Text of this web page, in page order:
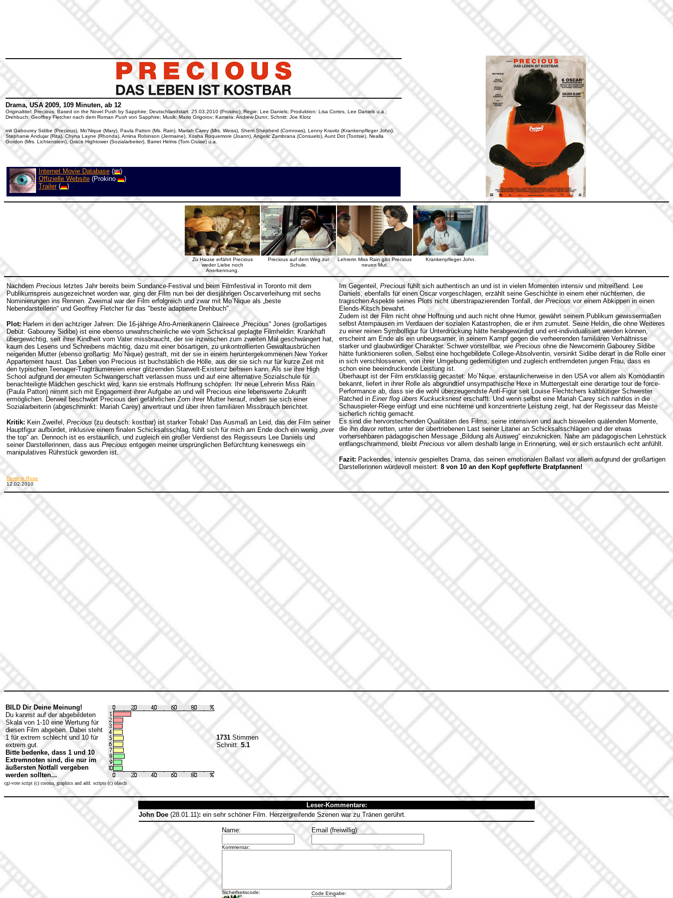
Drama, USA 2009, 109 Minuten, ab 12
Originaltitel: Precious: Based on the Novel Push by Sapphire; Deutschlandstart: 25.03.2010 (Prokino); Regie: Lee Daniels; Produktion: Lisa Cortes, Lee Daniels u.a.;
Drehbuch: Geoffrey Fletcher nach dem Roman Push von Sapphire; Musik: Mario Grigorov; Kamera: Andrew Dunn; Schnitt: Joe Klotz
mit Gabourey Sidibe (Precious), Mo'Nique (Mary), Paula Patton (Ms. Rain), Mariah Carey (Mrs. Weiss), Sherri Shepherd (Cornrows), Lenny Kravitz (Krankenpfleger John),
Stephanie Andujar (Rita), Chyna Layne (Rhonda), Amina Robinson (Jermaine), Xosha Roquemore (Joann), Angelic Zambrana (Consuelo), Aunt Dot (Tootsie), Nealla
Gordon (Mrs. Lichtenstein), Grace Hightower (Sozialarbeiter), Barret Helms (Tom Cruise) u.a.
Internet Movie Database (
)
Offizielle Website (Prokino
)
Trailer( )
Zu Hause erfährt Precious
weder Liebe noch
Anerkennung.
Precious auf dem Weg zur
Schule.
Lehrerin Miss Rain gibt Precious
neuen Mut.
Krankenpfleger John.
Nachdem Precious letztes Jahr bereits beim Sundance-Festival und beim Filmfestival in Toronto mit dem
Publikumspreis ausgezeichnet worden war, ging der Film nun bei der diesjährigen Oscarverleihung mit sechs
Nominierungen ins Rennen. Zweimal war der Film erfolgreich und zwar mit Mo`Nique als „beste
Nebendarstellerin“ und Geoffrey Fletcher für das "beste adaptierte Drehbuch".
Plot: Harlem in den achtziger Jahren: Die 16-jährige Afro-Amerikanerin Claireece „Precious“ Jones (großartiges
Debüt: Gabourey Sidibe) ist eine ebenso unwahrscheinliche wie vom Schicksal geplagte Filmheldin: Krankhaft
übergewichtig, seit ihrer Kindheit vom Vater missbraucht, der sie inzwischen zum zweiten Mal geschwängert hat,
kaum des Lesens und Schreibens mächtig, dazu mit einer bösartigen, zu unkontrollierten Gewaltausbrüchen
neigenden Mutter (ebenso großartig: Mo´Nique) gestraft, mit der sie in einem heruntergekommenen New Yorker
Appartement haust. Das Leben von Precious ist buchstäblich die Hölle, aus der sie sich nur für kurze Zeit mit
den typischen Teenager-Tragträumereien einer glitzernden Starwelt-Existenz befreien kann. Als sie ihre High
School aufgrund der erneuten Schwangerschaft verlassen muss und auf eine alternative Sozialschule für
benachteiligte Mädchen geschickt wird, kann sie erstmals Hoffnung schöpfen: Ihr neue Lehrerin Miss Rain
(Paula Patton) nimmt sich mit Engagement ihrer Aufgabe an und will Precious eine lebenswerte Zukunft
ermöglichen. Derweil beschwört Precious den gefährlichen Zorn ihrer Mutter herauf, indem sie sich einer
Sozialarbeiterin (abgeschminkt: Mariah Carey) anvertraut und über ihren familiären Missbrauch berichtet.
Kritik: Kein Zweifel, Precious (zu deutsch: kostbar) ist starker Tobak! Das Ausmaß an Leid, das der Film seiner
Hauptfigur aufbürdet, inklusive einem finalen Schicksalsschlag, fühlt sich für mich am Ende doch ein wenig „over
the top“ an. Dennoch ist es erstaunlich, und zugleich ein großer Verdienst des Regisseurs Lee Daniels und
seiner Darstellerinnen, dass aus Precious entgegen meiner ursprünglichen Befürchtung keineswegs ein
manipulatives Rührstück geworden ist.
Im Gegenteil, Preciousfühlt sich authentisch an und ist in vielen Momenten intensiv und mitreißend. Lee
Daniels, ebenfalls für einen Oscar vorgeschlagen, erzählt seine Geschichte in einem eher nüchternen, die
tragischen Aspekte seines Plots nicht überstrapazierenden Tonfall, der Precious vor einem Abkippen in einen
Elends-Kitsch bewahrt.
Zudem ist der Film nicht ohne Hoffnung und auch nicht ohne Humor, gewährt seinem Publikum gewissermaßen
selbst Atempausen im Verdauen der sozialen Katastrophen, die er ihm zumutet. Seine Heldin, die ohne Weiteres
zu einer reinen Symbolfigur für Unterdrückung hätte herabgewürdigt und ent-individualisiert werden können,
erscheint am Ende als ein unbeugsamer, in seinem Kampf gegen die verheerenden familiären Verhältnisse
starker und glaubwürdiger Charakter. Schwer vorstellbar, wie Precious ohne die Newcomerin Gabourey Sidibe
hätte funktionieren sollen. Selbst eine hochgebildete College-Absolventin, versinkt Sidibe derart in die Rolle einer
in sich verschlossenen, von ihrer Umgebung gedemütigten und zugleich entfremdeten jungen Frau, dass es
schon eine beeindruckende Leistung ist.
Überhaupt ist der Film erstklassig gecastet: Mo´Nique, erstaunlicherweise in den USA vor allem als Komödiantin
bekannt, liefert in ihrer Rolle als abgrundtief unsympathische Hexe in Muttergestalt eine derartige tour de force-
Performance ab, dass sie die wohl überzeugendste Anti-Figur seit Louise Flechtchers kaltblütiger Schwester
Ratched in Einer flog übers Kuckucksnesterschafft. Und wenn selbst eine Mariah Carey sich nahtlos in die
Schauspieler-Riege einfügt und eine nüchterne und konzentrierte Leistung zeigt, hat der Regisseur das Meiste
sicherlich richtig gemacht.
Es sind die hervorstechenden Qualitäten des Films, seine intensiven und auch bisweilen quälenden Momente,
die ihn davor retten, unter der übertriebenen Last seiner Litanei an Schicksalsschlägen und der etwas
vorhersehbaren pädagogischen Message „Bildung als Ausweg“ einzuknicken. Nahe am pädagogischen Lehrstück
entlangschrammend, bleibt Precious vor allem deshalb lange in Erinnerung, weil er sich erstaunlich echt anfühlt.
Fazit: Packendes, intensiv gespieltes Drama, das seinen emotionalen Ballast vor allem aufgrund der großartigen
Darstellerinnen würdevoll meistert: 8 von 10 an den Kopf gepfefferte Bratpfannen!
Dominik Rose
12.02.2010
BILD Dir Deine Meinung!
Du kannst auf der abgebildeten
Skala von 1-10 eine Wertung für
diesen Film abgeben. Dabei steht
1 für extrem schlecht und 10 für
extrem gut.
Bitte bedenke, dass 1 und 10
Extremnoten sind, die nur im
äußersten Notfall vergeben
werden sollten...
1731 Stimmen
Schnitt:5.1
cgi-vote script (c) corona, graphics and add. scripts (c) olasch
Leser-Kommentare:
John Doe (28.01.11): ein sehr schöner Film. Herzergreifende Szenen war zu Tränen gerührt.
Name: Email (freiwillig):
Kommentar:
Sicherheitscode: Code Eingabe: